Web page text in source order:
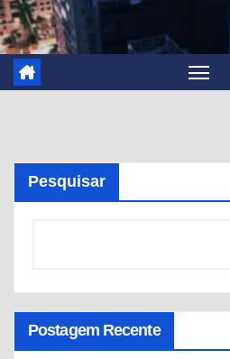
Pesquisar
Postagem Recente